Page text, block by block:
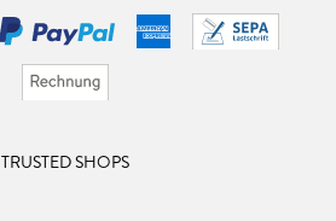
TRUSTED SHOPS